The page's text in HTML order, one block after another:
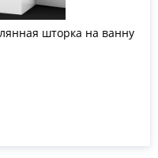
шторка на ванну